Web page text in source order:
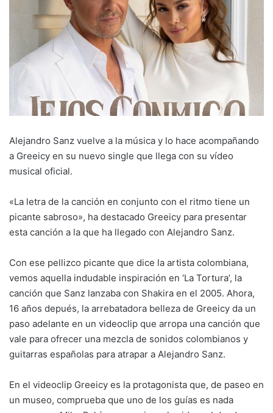
Alejandro Sanz vuelve a la música y lo hace acompañando
a Greeicy en su nuevo single que llega con su vídeo
musical oficial.
«La letra de la canción en conjunto con el ritmo tiene un
picante sabroso», ha destacado Greeicy para presentar
esta canción a la que ha llegado con Alejandro Sanz.
Con ese pellizco picante que dice la artista colombiana,
vemos aquella indudable inspiración en ‘La Tortura’, la
canción que Sanz lanzaba con Shakira en el 2005. Ahora,
16 años depués, la arrebatadora belleza de Greeicy da un
paso adelante en un videoclip que arropa una canción que
vale para ofrecer una mezcla de sonidos colombianos y
guitarras españolas para atrapar a Alejandro Sanz.
En el videoclip Greeicy es la protagonista que, de paseo en
un museo, comprueba que uno de los guías es nada